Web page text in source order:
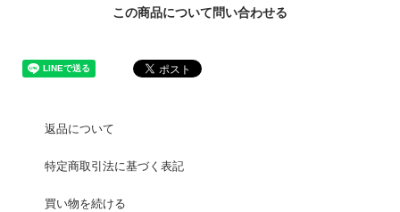
この商品について問い合わせる
返品について
特定商取引法に基づく表記
買い物を続ける